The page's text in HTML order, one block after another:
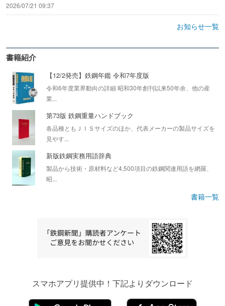
2026/07/21 09:37
お知らせ一覧
書籍紹介
【12/2発売】鉄鋼年鑑 令和7年度版
令和6年度業界動向の詳細 昭和30年創刊以来50年余、他の産
業...
第73版 鉄鋼重量ハンドブック
各品種ともＪＩＳサイズのほか、代表メーカーの製品サイズを
見やす...
新版鉄鋼実務用語辞典
製品から技術・原材料など4,500項目の鉄鋼関連用語を網羅、
昭...
書籍一覧
スマホアプリ提供中！下記よりダウンロード